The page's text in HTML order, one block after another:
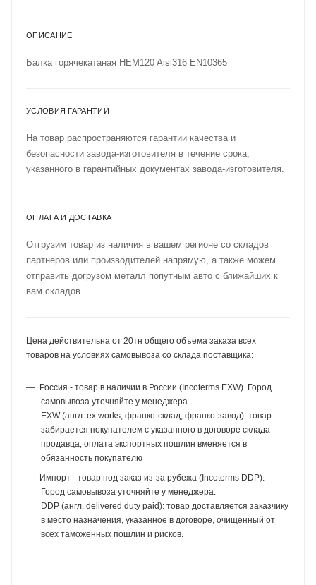
ОПИСАНИЕ
Балка горячекатаная HEM120 Aisi316 EN10365
УСЛОВИЯ ГАРАНТИИ
На товар распространяются гарантии качества и
безопасности завода-изготовителя в течение срока,
указанного в гарантийных документах завода-изготовителя.
ОПЛАТА И ДОСТАВКА
Отгрузим товар из наличия в вашем регионе со складов
партнеров или производителей напрямую, а также можем
отправить догрузом металл попутным авто с ближайших к
вам складов.
Цена действительна от 20тн общего объема заказа всех
товаров на условиях самовывоза со склада поставщика:
Россия - товар в наличии в России (Incoterms EXW). Город
самовывоза уточняйте у менеджера.
EXW (англ. ex works, франко-склад, франко-завод): товар
забирается покупателем с указанного в договоре склада
продавца, оплата экспортных пошлин вменяется в
обязанность покупателю
Импорт - товар под заказ из-за рубежа (Incoterms DDP).
Город самовывоза уточняйте у менеджера.
DDP (англ. delivered duty paid): товар доставляется заказчику
в место назначения, указанное в договоре, очищенный от
всех таможенных пошлин и рисков.